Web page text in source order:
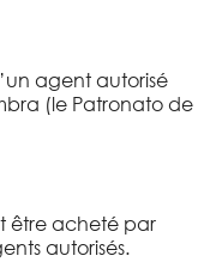
agent autorisé
(le Patronato de
être acheté par
autorisés.